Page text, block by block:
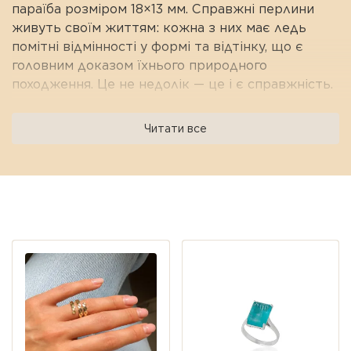
параїба розміром 18×13 мм. Справжні перлини
живуть своїм життям: кожна з них має ледь
помітні відмінності у формі та відтінку, що є
головним доказом їхнього природного
походження. Це не недолік — це і є справжність.
Феноменальна параїба Lab (18×13 мм):
Колір, який неможливо вигадати —
космічний баланс між електричним неоном,
ювелірною чистотою.
Подвійна перлова низка:
дарують прикрасі м'яке благородне сяйво,
що неймовірно освіжає обличчя та додає
образу аристократичного флеру.
Читати все